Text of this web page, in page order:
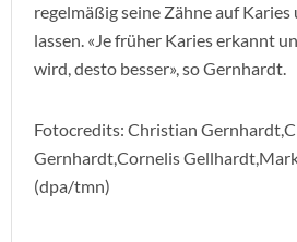
regelmäßig seine Zähne auf
lassen. «Je früher Karies erkannt
wird, desto besser», so Gernhardt.
Fotocredits: Christian
Gernhardt,Cornelis
(dpa/tmn)